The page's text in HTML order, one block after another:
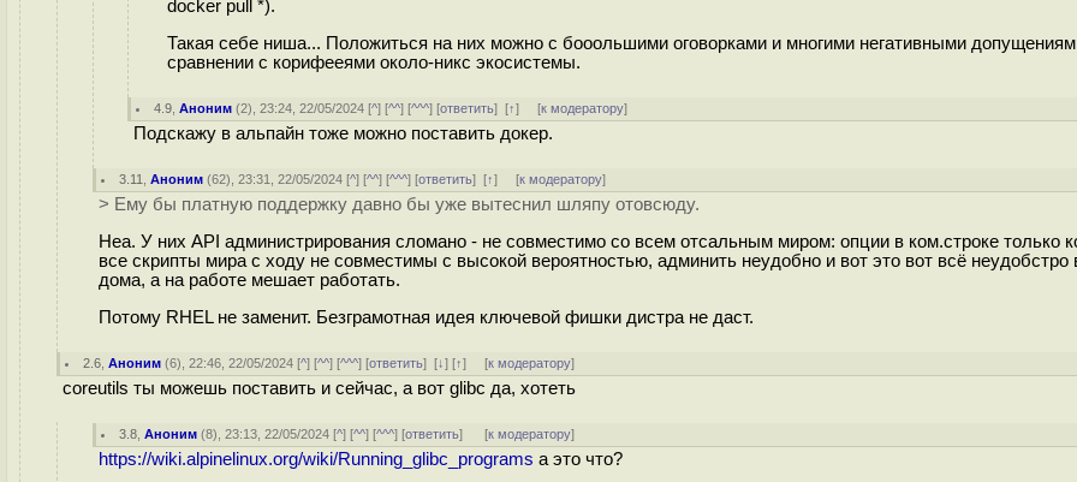
docker pull *).
Такая себе ниша... Положиться на них можно с бооольшими оговорками и многими негативными
сравнении с корифееями около-никс экосистемы.
4.9 ,Аноним (2), 23:24, 22/05/2024 [^] [^^] [^^^] [ответить][↑] [к модератору]
Подскажу в альпайн тоже можно поставить докер.
3.11 ,Аноним (62), 23:31, 22/05/2024 [^] [^^] [^^^] [ответить][↑] [к модератору]
> Ему бы платную поддержку давно бы уже вытеснил шляпу отовсюду.
Неа. У них API администрирования сломано - не совместимо со всем отсальным миром: опции в ком.строке только
все скрипты мира с ходу не совместимы с высокой вероятностью, админить неудобно и вот это вот всё неудобстро
дома, а на работе мешает работать.
Потому RHEL не заменит. Безграмотная идея ключевой фишки дистра не даст.
2.6 ,Аноним (6), 22:46, 22/05/2024 [^] [^^] [^^^] [ответить][↓] [↑] [к модератору]
coreutils ты можешь поставить и сейчас, а вот glibc да, хотеть
3.8 ,Аноним (8), 23:13, 22/05/2024 [^] [^^] [^^^] [ответить] [к модератору]
https://wiki.alpinelinux.org/wiki/Running_glibc_programs а это что?